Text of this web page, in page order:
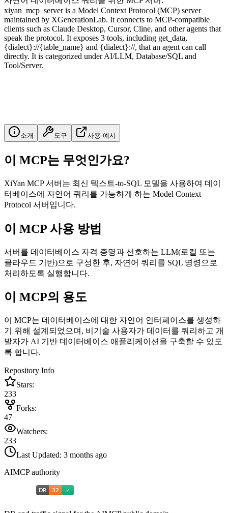
xiyan_mcp_server is a Model Context Protocol (MCP) server
maintained by XGenerationLab. It connects to MCP-compatible
clients such as Claude Desktop, Cursor, Cline, and other agents that
speak the protocol. It exposes 3 tools, including get_data,
{dialect}://{table_name} and {dialect}://, that an agent can call
directly. It is categorized under AI/LLM, Database/SQL and
Tool/Server.
소개 도구 사용 예시
이 MCP는 무엇인가요?
XiYan MCP 서버는 최신 텍스트-to-SQL 모델을 사용하여 데이
터베이스에 자연어 쿼리를 가능하게 하는 Model Context
Protocol 서버입니다.
이 MCP 사용 방법
서버를 데이터베이스 자격 증명과 선호하는 LLM(로컬 또는
클라우드 기반)으로 구성한 후, 자연어 쿼리를 SQL 명령으로
처리하도록 실행합니다.
이 MCP의 용도
이 MCP는 데이터베이스에 대한 자연어 인터페이스를 생성하
기 위해 설계되었으며, 비기술 사용자가 데이터를 쿼리하고 개
발자가 AI 기반 데이터베이스 애플리케이션을 구축할 수 있도
록 합니다.
Repository Info
Stars:
233
Forks:
47
Watchers:
233
Last Updated: 3 months ago
AIMCP authority